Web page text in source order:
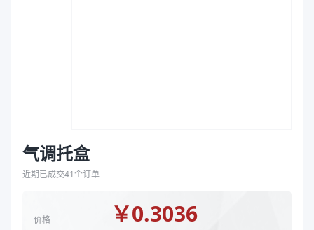
气调托盒
近期已成交41个订单
价格
￥0.3036